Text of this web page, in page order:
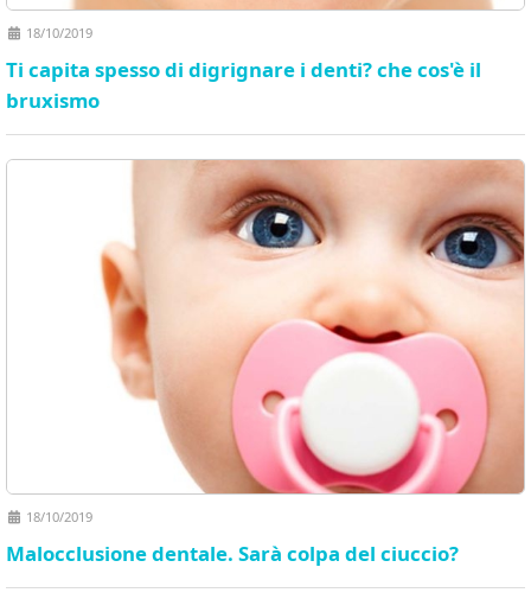
18/10/2019
Ti capita spesso di digrignare i denti? che cos'è il
bruxismo
18/10/2019
Malocclusione dentale. Sarà colpa del ciuccio?